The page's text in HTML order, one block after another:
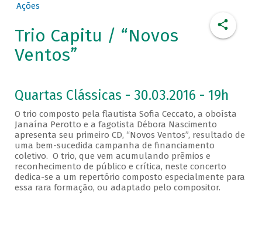
Ações
Trio Capitu / “Novos
Ventos”
Quartas Clássicas - 30.03.2016 - 19h
O trio composto pela flautista Sofia Ceccato, a oboísta
Janaína Perotto e a fagotista Débora Nascimento
apresenta seu primeiro CD, “Novos Ventos”, resultado de
uma bem-sucedida campanha de financiamento
coletivo. O trio, que vem acumulando prêmios e
reconhecimento de público e crítica, neste concerto
dedica-se a um repertório composto especialmente para
essa rara formação, ou adaptado pelo compositor.